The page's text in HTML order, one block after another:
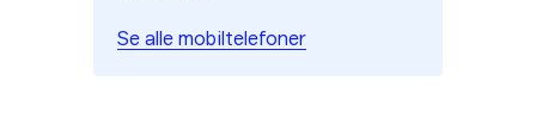
Se alle mobiltelefoner